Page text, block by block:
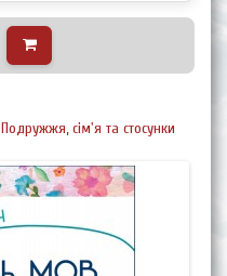
Подружжя, сім'я та стосунки